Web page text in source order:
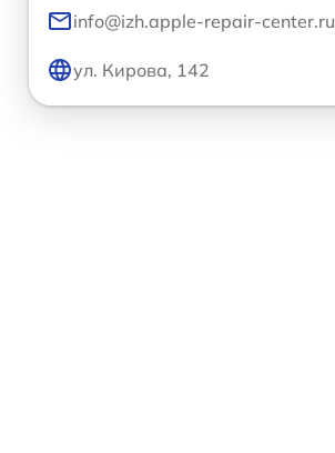
info@izh.apple-repair-center.ru
ул. Кирова, 142